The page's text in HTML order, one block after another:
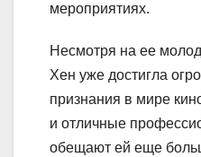
мероприятиях.
Несмотря на ее
Хен уже достигла
признания в мире
и отличные
обещают ей еще